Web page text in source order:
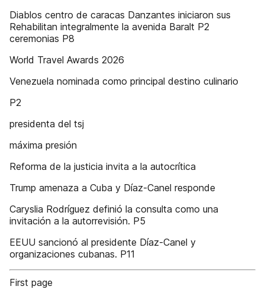
Diablos centro de caracas Danzantes iniciaron sus
Rehabilitan integralmente la avenida Baralt P2
ceremonias P8
World Travel Awards 2026
Venezuela nominada como principal destino culinario
P2
presidenta del tsj
máxima presión
Reforma de la justicia invita a la autocrítica
Trump amenaza a Cuba y Díaz-Canel responde
Caryslia Rodríguez definió la consulta como una
invitación a la autorrevisión. P5
EEUU sancionó al presidente Díaz-Canel y
organizaciones cubanas. P11
First page